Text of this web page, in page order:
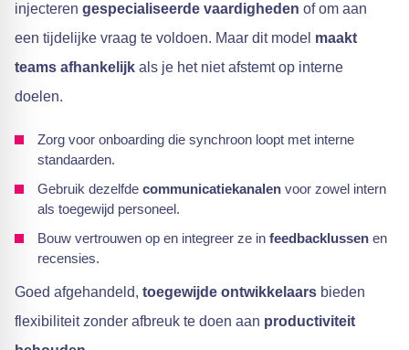
injecteren gespecialiseerde vaardigheden of om aan
een tijdelijke vraag te voldoen. Maar dit model maakt
teams afhankelijk als je het niet afstemt op interne
doelen.
Zorg voor onboarding die synchroon loopt met interne
standaarden.
Gebruik dezelfde communicatiekanalen voor zowel intern
als toegewijd personeel.
Bouw vertrouwen op en integreer ze in feedbacklussen en
recensies.
Goed afgehandeld, toegewijde ontwikkelaars bieden
flexibiliteit zonder afbreuk te doen aan productiviteit